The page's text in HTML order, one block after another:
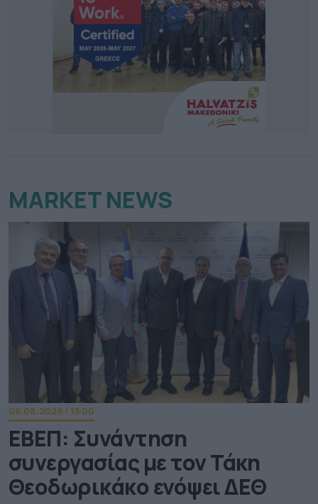
MARKET NEWS
06.08.2026 | 13:00
ΕΒΕΠ: Συνάντηση
συνεργασίας με τον Τάκη
Θεοδωρικάκο ενόψει ΔΕΘ